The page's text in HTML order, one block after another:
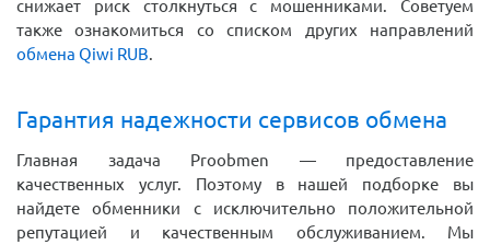
снижает риск столкнуться с мошенниками. Советуем
также ознакомиться со списком других направлений
обмена Qiwi RUB.
Гарантия надежности сервисов обмена
Главная задача Proobmen — предоставление
качественных услуг. Поэтому в нашей подборке вы
найдете обменники с исключительно положительной
репутацией и качественным обслуживанием. Мы